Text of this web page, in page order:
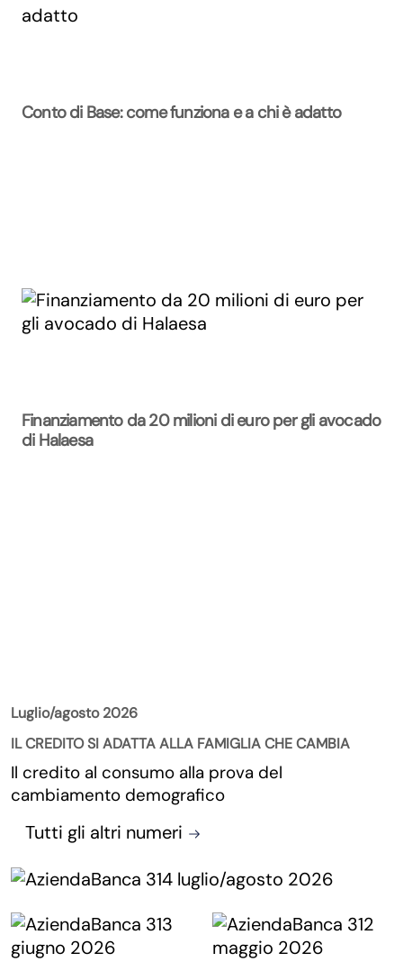
Conto di Base: come funziona e a chi è adatto
Finanziamento da 20 milioni di euro per gli avocado
di Halaesa
Luglio/agosto 2026
IL CREDITO SI ADATTA ALLA FAMIGLIA CHE CAMBIA
Il credito al consumo alla prova del
cambiamento demografico
Tutti gli altri numeri